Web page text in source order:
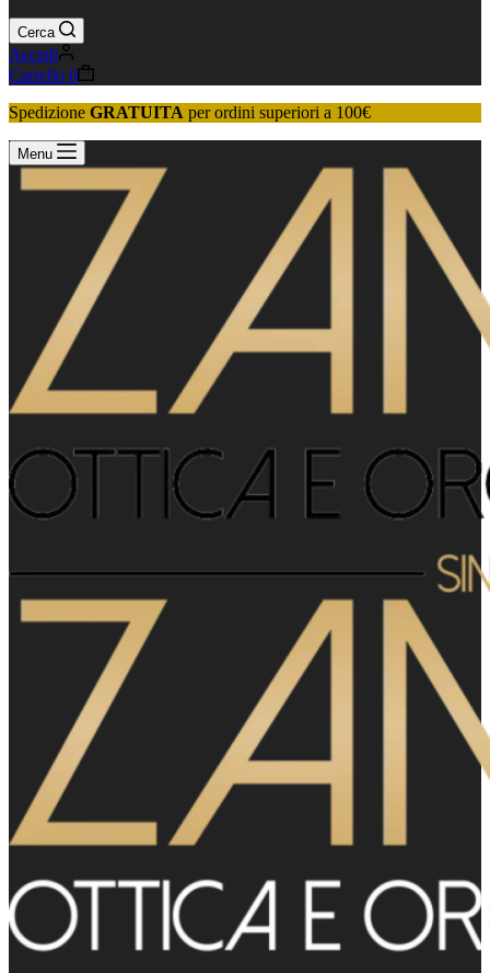
Cerca
Accedi
Carrello 0
Spedizione GRATUITA per ordini superiori a 100€
Menu